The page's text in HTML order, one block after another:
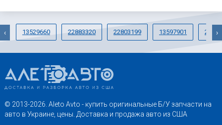
13529660 22883320 22803199 13597901
‹ ›
© 2013-2026. Aleto Avto - купить оригинальные Б/У запчасти на
авто в Украине, цены. Доставка и продажа авто из США